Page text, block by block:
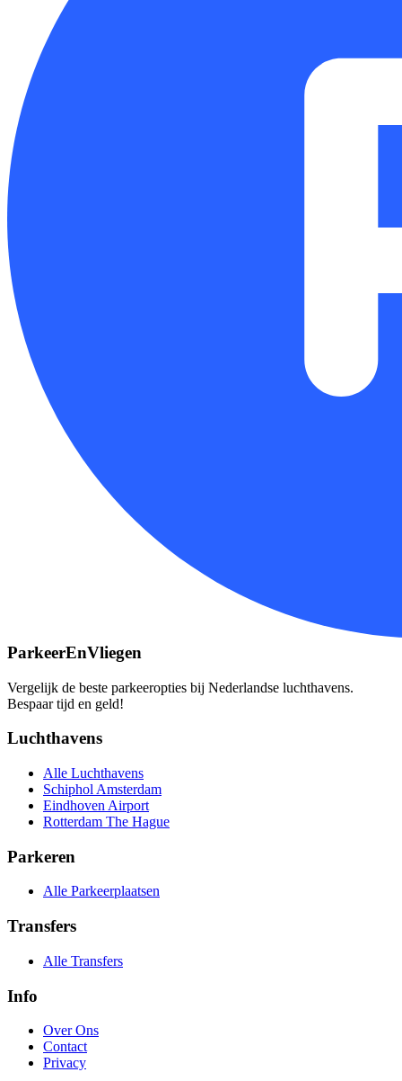
ParkeerEnVliegen
Vergelijk de beste parkeeropties bij Nederlandse luchthavens.
Bespaar tijd en geld!
Luchthavens
Alle Luchthavens
Schiphol Amsterdam
Eindhoven Airport
Rotterdam The Hague
Parkeren
Alle Parkeerplaatsen
Transfers
Alle Transfers
Info
Over Ons
Contact
Privacy